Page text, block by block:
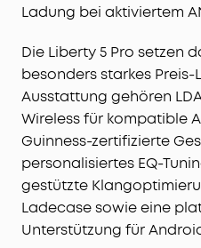
Ladung bei aktiviertem
Die Liberty 5 Pro setzen
besonders starkes Preis-
Ausstattung gehören
Wireless für kompatible
Guinness-zertifizierte
personalisiertes EQ-
gestützte
Ladecase sowie eine
Unterstützung für